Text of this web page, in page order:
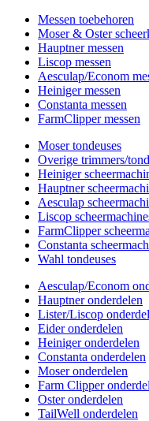
Messen toebehoren
Moser & Oster
Hauptner messen
Liscop messen
Aesculap/Econom
Heiniger messen
Constanta messen
FarmClipper messen
Moser tondeuses
Overige trimmers/
Heiniger
Hauptner
Aesculap
Liscop
FarmClipper
Constanta
Wahl tondeuses
Aesculap/Econom
Hauptner onderdelen
Lister/Liscop
Eider onderdelen
Heiniger onderdelen
Constanta onderdelen
Moser onderdelen
Farm Clipper
Oster onderdelen
TailWell onderdelen